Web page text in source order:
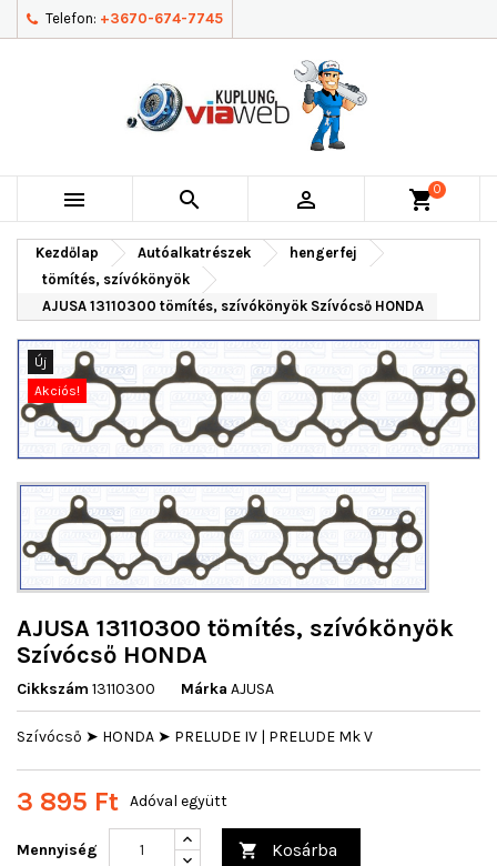
Telefon: +3670-674-7745
   shopping_cart0
Kezdőlap Autóalkatrészek
hengerfej
tömítés, szívókönyök
AJUSA 13110300 tömítés, szívókönyök Szívócső HONDA
Új
Akciós!
AJUSA 13110300 tömítés, szívókönyök
Szívócső HONDA
Cikkszám 13110300 Márka AJUSA
Szívócső ➤ HONDA ➤ PRELUDE IV | PRELUDE Mk V
3 895 Ft Adóval együtt
Mennyiség  Kosárba